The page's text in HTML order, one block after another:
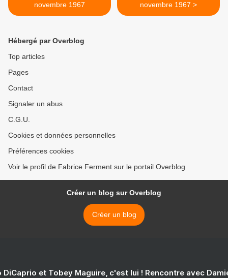
novembre 1967
novembre 1967 >
Hébergé par Overblog
Top articles
Pages
Contact
Signaler un abus
C.G.U.
Cookies et données personnelles
Préférences cookies
Voir le profil de Fabrice Ferment sur le portail Overblog
Créer un blog sur Overblog
Créer un blog
DiCaprio et Tobey Maguire, c'est lui ! Rencontre avec